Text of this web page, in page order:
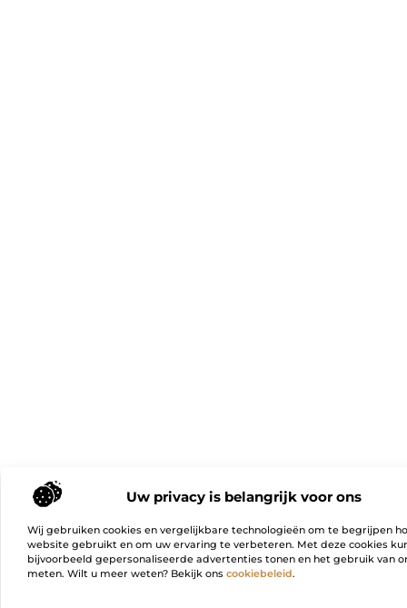
Uw privacy is belangrijk voor ons
Wij gebruiken cookies en vergelijkbare technologieën om te begrijpen
website gebruikt en om uw ervaring te verbeteren. Met deze cookies
bijvoorbeeld gepersonaliseerde advertenties tonen en het gebruik van
meten. Wilt u meer weten? Bekijk ons cookiebeleid.